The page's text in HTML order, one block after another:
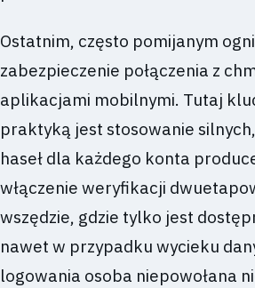
Ostatnim, często pomijanym
zabezpieczenie połączenia z
aplikacjami mobilnymi. Tutaj
praktyką jest stosowanie
haseł dla każdego konta
włączenie weryfikacji
wszędzie, gdzie tylko jest
nawet w przypadku wycieku
logowania osoba niepowołana